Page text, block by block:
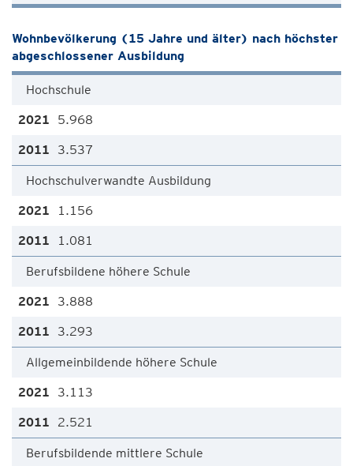
Wohnbevölkerung (15 Jahre und älter) nach höchster
abgeschlossener Ausbildung
Hochschule
5.968
3.537
Hochschulverwandte Ausbildung
1.156
1.081
Berufsbildene höhere Schule
3.888
3.293
Allgemeinbildende höhere Schule
3.113
2.521
Berufsbildende mittlere Schule